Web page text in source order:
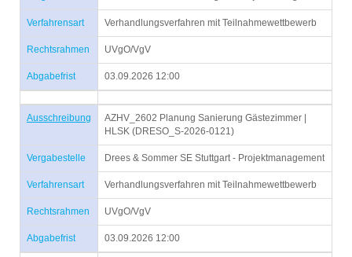
Verfahrensart Verhandlungsverfahren mit Teilnahmewettbewerb
Rechtsrahmen UVgO/VgV
Abgabefrist 03.09.2026 12:00
Ausschreibung
AZHV_2602 Planung Sanierung Gästezimmer |
HLSK (DRESO_S-2026-0121)
Vergabestelle Drees & Sommer SE Stuttgart - Projektmanagement
Verfahrensart Verhandlungsverfahren mit Teilnahmewettbewerb
Rechtsrahmen UVgO/VgV
Abgabefrist 03.09.2026 12:00